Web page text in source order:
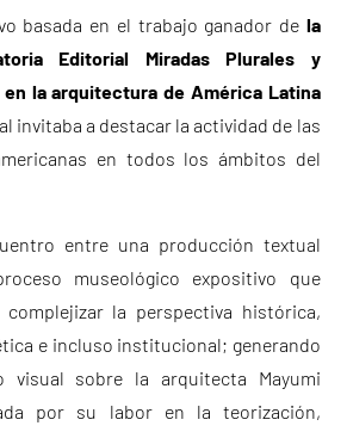
basada en el trabajo ganador de la
Editorial Miradas Plurales y
en la arquitectura de América Latina
invitaba a destacar la actividad de las
en todos los ámbitos del
entre una producción textual
museológico expositivo que
la perspectiva histórica,
e incluso institucional; generando
visual sobre la arquitecta Mayumi
por su labor en la teorización,